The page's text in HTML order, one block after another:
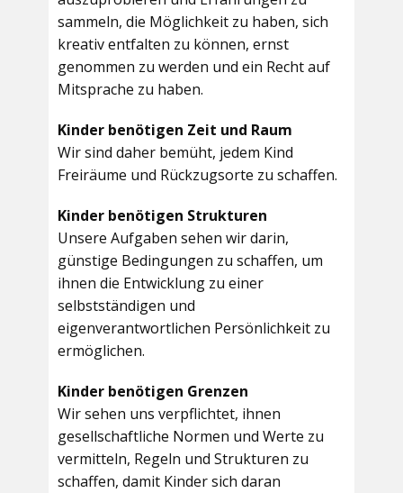
sammeln, die Möglichkeit zu haben, sich
kreativ entfalten zu können, ernst
genommen zu werden und ein Recht auf
Mitsprache zu haben.
Kinder benötigen Zeit und Raum
Wir sind daher bemüht, jedem Kind
Freiräume und Rückzugsorte zu schaffen.
Kinder benötigen Strukturen
Unsere Aufgaben sehen wir darin,
günstige Bedingungen zu schaffen, um
ihnen die Entwicklung zu einer
selbstständigen und
eigenverantwortlichen Persönlichkeit zu
ermöglichen.
Kinder benötigen Grenzen
Wir sehen uns verpflichtet, ihnen
gesellschaftliche Normen und Werte zu
vermitteln, Regeln und Strukturen zu
schaffen, damit Kinder sich daran